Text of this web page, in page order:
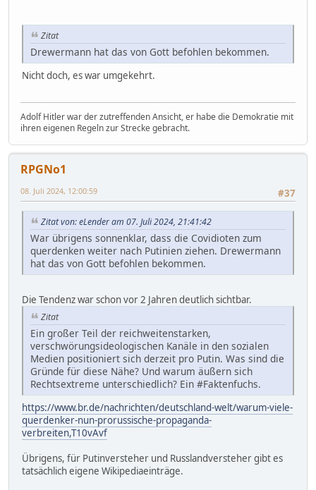
Zitat
Drewermann hat das von Gott befohlen bekommen.
Nicht doch, es war umgekehrt.
Adolf Hitler war der zutreffenden Ansicht, er habe die Demokratie mit
ihren eigenen Regeln zur Strecke gebracht.
RPGNo1
#37
08. Juli 2024, 12:00:59
Zitat von: eLender am 07. Juli 2024, 21:41:42
War übrigens sonnenklar, dass die Covidioten zum
querdenken weiter nach Putinien ziehen. Drewermann
hat das von Gott befohlen bekommen.
Die Tendenz war schon vor 2 Jahren deutlich sichtbar.
Zitat
Ein großer Teil der reichweitenstarken,
verschwörungsideologischen Kanäle in den sozialen
Medien positioniert sich derzeit pro Putin. Was sind die
Gründe für diese Nähe? Und warum äußern sich
Rechtsextreme unterschiedlich? Ein #Faktenfuchs.
https://www.br.de/nachrichten/deutschland-welt/warum-viele-
querdenker-nun-prorussische-propaganda-
verbreiten,T10vAvf
Übrigens, für Putinversteher und Russlandversteher gibt es
tatsächlich eigene Wikipediaeinträge.